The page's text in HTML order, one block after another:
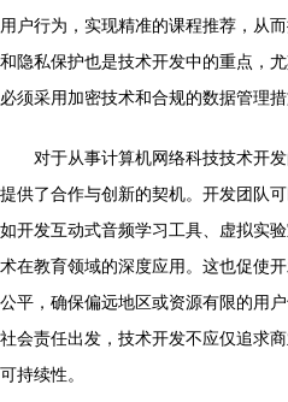
用户行为，实现精准的课程推荐，从
和隐私保护也是技术开发中的重点，
必须采用加密技术和合规的数据管理
对于从事计算机网络科技技术开
提供了合作与创新的契机。开发团队
如开发互动式音频学习工具、虚拟实
术在教育领域的深度应用。这也促使
公平，确保偏远地区或资源有限的用
社会责任出发，技术开发不应仅追求
可持续性。